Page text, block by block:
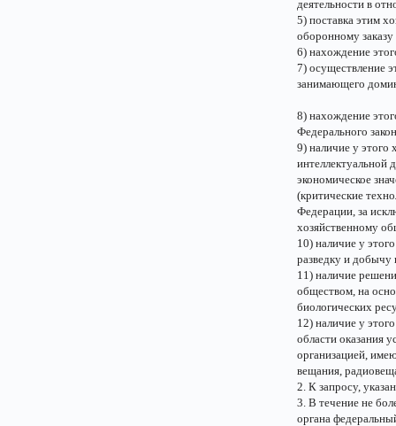
деятельности в
5) поставка этим
оборонному
6) нахождение
7) осуществление
занимающего
8) нахождение
Федерального
9) наличие у этого
интеллектуальной
экономическое
(критические
Федерации, за
хозяйственному
10) наличие у
разведку и добычу
11) наличие
обществом, на
биологических
12) наличие у
области оказания
организацией,
вещания,
2. К запросу,
3. В течение не
органа